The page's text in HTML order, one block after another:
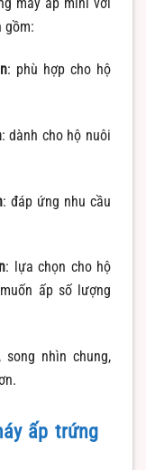
gồm:
: phù hợp cho hộ
: dành cho hộ nuôi
: đáp ứng nhu cầu
: lựa chọn cho hộ
ấp số lượng
nhìn chung,
ấp trứng